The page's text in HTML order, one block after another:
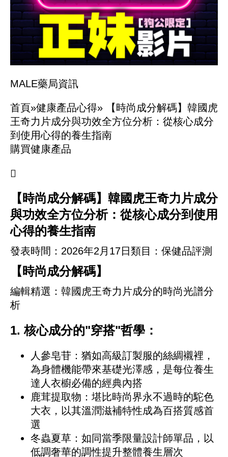
MALE藥局資訊
首頁»健康產品心得»
【時尚成分解碼】韓國虎
王奇力片成分與功效全方位分析：從核心成分
到使用心得的養生指南
購買健康產品

【時尚成分解碼】韓國虎王奇力片成分
與功效全方位分析：從核心成分到使用
心得的養生指南
發表時間： 2026年2月17日 類目：保健品評測
【時尚成分解碼】
編輯精選：韓國虎王奇力片成分的時尚光譜分
析
1. 核心成分的"穿搭"哲學：
人參皂苷：猶如高級訂製服的絲綢襯裡，
為身體機能帶來基礎光澤感，是每位養生
達人衣櫥必備的經典內搭
鹿茸提取物：堪比時尚界永不過時的駝色
大衣，以其溫潤滋補特性成為百搭質感首
選
冬蟲夏草：如同當季限量設計師單品，以
低調奢華的調性提升整體養生層次